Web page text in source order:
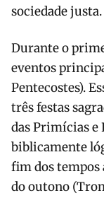
sociedade justa.
Durante o
eventos
Pentecostes).
três festas
das Primícias e
biblicamente
fim dos tempos
do outono